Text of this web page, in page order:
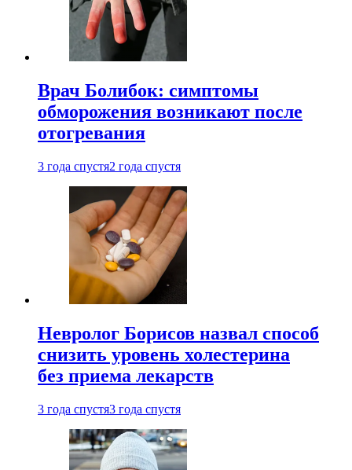
Врач Болибок: симптомы
обморожения возникают после
отогревания
3 года спустя2 года спустя
Невролог Борисов назвал способ
снизить уровень холестерина
без приема лекарств
3 года спустя3 года спустя